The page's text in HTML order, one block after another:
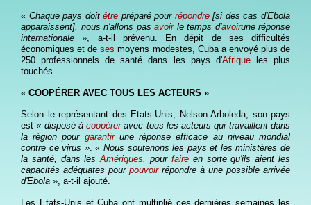
« Chaque pays doitêtre préparé pour répondre[si des cas d'Ebola
apparaissent], nous n'allons pas avoirle temps d'avoirune réponse
internationale » , a-t-il prévenu. En dépit de ses difficultés
économiques et deses moyens modestes, Cuba a envoyé plus de
250 professionnels de santé dans les pays d'Afriqueles plus
touchés.
« COOPÉRER AVEC TOUS LES ACTEURS »
Selon le représentant des Etats-Unis, Nelson Arboleda, son pays
est« disposé àcoopéreravec tous les acteurs qui travaillent dans
la région pour garantirune réponse efficace au niveau mondial
contre ce virus ».« Nous soutenons les pays et les ministères de
la santé, dans lesAmériques , pour faireen sorte qu'ils aient les
capacités adéquates pour pouvoirrépondre à une possible arrivée
d'Ebola » , a-t-il ajouté.
Les Etats-Unis et Cuba ont multiplié ces dernières semaines les